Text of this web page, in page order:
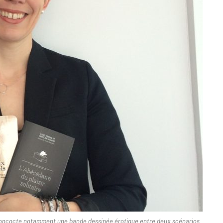
notamment une bande dessinée érotique entre deux scénarios